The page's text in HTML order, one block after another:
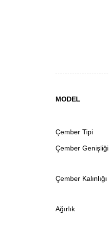
MODEL
Çember Tipi
Çember Genişliği
Çember Kalınlığı
Ağırlık